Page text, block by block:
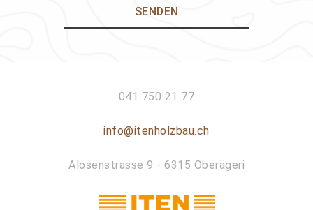
041 750 21 77
info@itenholzbau.ch
Alosenstrasse 9 - 6315 Oberägeri